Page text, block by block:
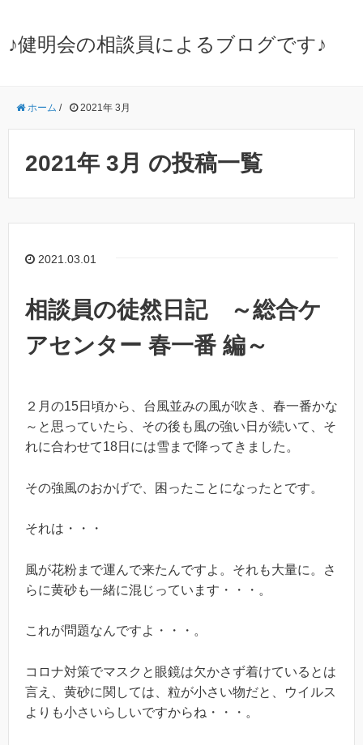
♪健明会の相談員によるブログです♪
ホーム / 2021年 3月
2021年 3月 の投稿一覧
2021.03.01
相談員の徒然日記 ～総合ケ
アセンター 春一番 編～
２月の15日頃から、台風並みの風が吹き、春一番かな
～と思っていたら、その後も風の強い日が続いて、そ
れに合わせて18日には雪まで降ってきました。
その強風のおかげで、困ったことになったとです。
それは・・・
風が花粉まで運んで来たんですよ。それも大量に。さ
らに黄砂も一緒に混じっています・・・。
これが問題なんですよ・・・。
コロナ対策でマスクと眼鏡は欠かさず着けているとは
言え、黄砂に関しては、粒が小さい物だと、ウイルス
よりも小さいらしいですからね・・・。